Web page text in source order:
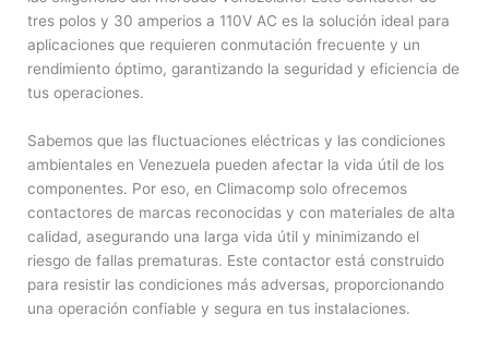
tres polos y 30 amperios a 110V AC es la solución ideal para
aplicaciones que requieren conmutación frecuente y un
rendimiento óptimo, garantizando la seguridad y eficiencia de
tus operaciones.
Sabemos que las fluctuaciones eléctricas y las condiciones
ambientales en Venezuela pueden afectar la vida útil de los
componentes. Por eso, en Climacomp solo ofrecemos
contactores de marcas reconocidas y con materiales de alta
calidad, asegurando una larga vida útil y minimizando el
riesgo de fallas prematuras. Este contactor está construido
para resistir las condiciones más adversas, proporcionando
una operación confiable y segura en tus instalaciones.